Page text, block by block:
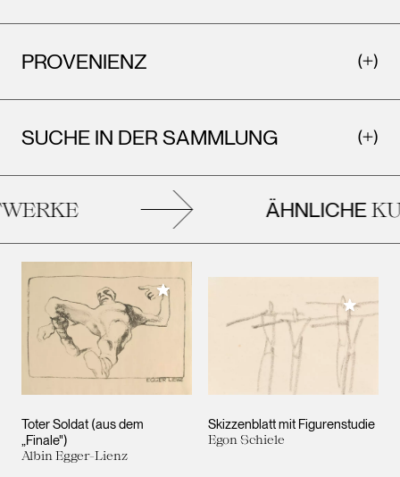
PROVENIENZ
SUCHE IN DER SAMMLUNG
ÄHNLICHE
Toter Soldat (aus dem
„Finale")
Albin Egger-Lienz
Meiner Sammlung hinzufügen
Skizzenblatt mit Figurenstudie
Egon Schiele
Meiner